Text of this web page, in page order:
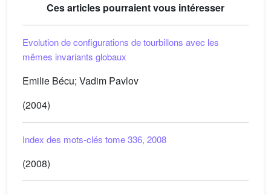
Ces articles pourraient vous intéresser
Evolution de configurations de tourbillons avec les
mêmes invariants globaux
Emilie Bécu; Vadim Pavlov
(2004)
Index des mots-clés tome 336, 2008
(2008)